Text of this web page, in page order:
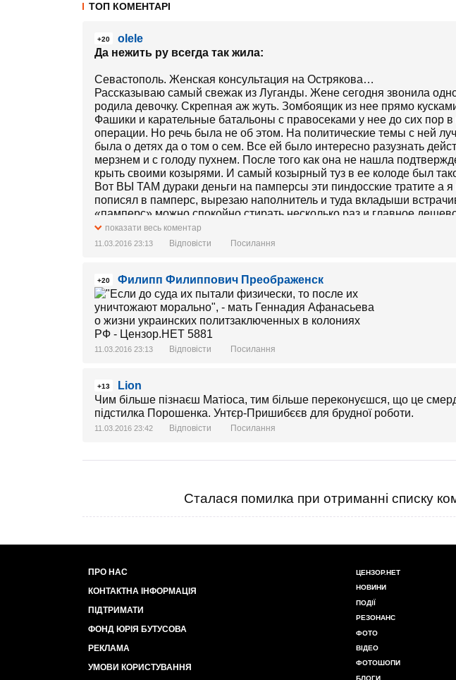
ТОП КОМЕНТАРІ
+20
olele
Да нежить ру всегда так жила:
Севастополь. Женская консультация на Острякова…
Рассказываю самый свежак из Луганды. Жене сегодня звонила
родила девочку. Скрепная аж жуть. Зомбоящик из нее прямо
Фашики и карательные батальоны с правосеками у нее до сих пор
операции. Но речь была не об этом. На политические темы с ней
была о детях да о том о сем. Все ей было интересно разузнать
мерзнем и с голоду пухнем. После того как она не нашла
крыть своими козырями. И самый козырный туз в ее колоде был
Вот ВЫ ТАМ дураки деньги на памперсы эти пиндосские тратите а я
пописял в памперс, вырезаю наполнитель и туда вкладыши
«памперс» можно спокойно стирать несколько раз и главное
ЗАНАВЕС!
Я *** пацталом валялся! А потом говорю - ты не спросила у нее
ПЫСЫ - дети на нас смотрели как на идиетов в последнем
http://example1432.wordpress.com/ Тот самый
показати весь коментар
11.03.2016 23:13 Відповісти Посилання
+20 Филипп Филиппович Преображенск
11.03.2016 23:13 Відповісти Посилання
+13
Lion
Чим більше пізнаєш Матіоса, тим більше переконуєшся, що це
підстилка Порошенка. Унтєр-Пришибєєв для брудної роботи.
11.03.2016 23:42 Відповісти Посилання
Сталася помилка при отриманні списку
ПРО НАС
КОНТАКТНА ІНФОРМАЦІЯ
ПІДТРИМАТИ
ФОНД ЮРІЯ БУТУСОВА
РЕКЛАМА
УМОВИ КОРИСТУВАННЯ
ЦЕНЗОР.НЕТ
НОВИНИ
ПОДІЇ
РЕЗОНАНС
ФОТО
ВІДЕО
ФОТОШОПИ
БЛОГИ